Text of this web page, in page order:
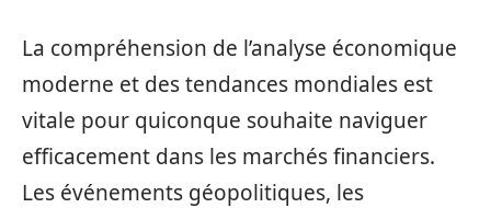
La compréhension de l’analyse économique
moderne et des tendances mondiales est
vitale pour quiconque souhaite naviguer
efficacement dans les marchés financiers.
Les événements géopolitiques, les